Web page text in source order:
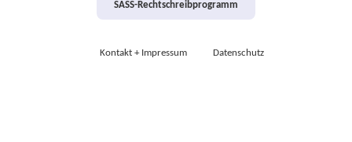
SASS-Rechtschreibprogramm
Kontakt + Impressum Datenschutz